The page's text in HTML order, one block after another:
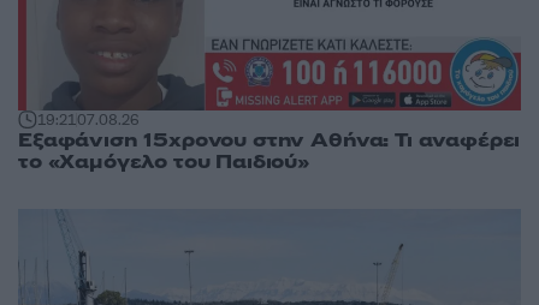
19:2107.08.26
Εξαφάνιση 15χρονου στην Αθήνα: Τι αναφέρει
το «Χαμόγελο του Παιδιού»